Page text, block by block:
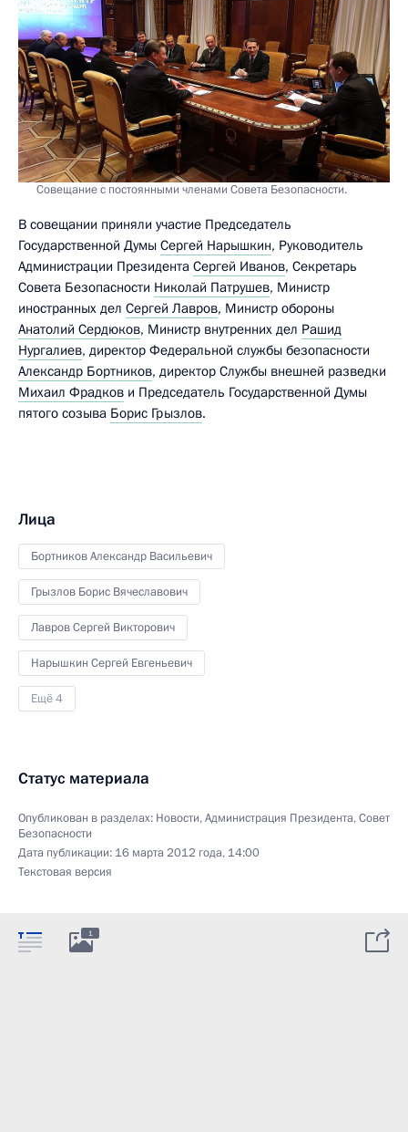
Совещание с постоянными членами Совета Безопасности.
В совещании приняли участие Председатель
Государственной Думы Сергей Нарышкин, Руководитель
Администрации Президента Сергей Иванов, Секретарь
Совета Безопасности Николай Патрушев, Министр
иностранных дел Сергей Лавров, Министр обороны
Анатолий Сердюков, Министр внутренних дел Рашид
Нургалиев, директор Федеральной службы безопасности
Александр Бортников, директор Службы внешней разведки
Михаил Фрадков и Председатель Государственной Думы
пятого созыва Борис Грызлов.
Лица
Бортников Александр Васильевич
Грызлов Борис Вячеславович
Лавров Сергей Викторович
Нарышкин Сергей Евгеньевич
Ещё 4
Статус материала
Опубликован в разделах: Новости,Администрация Президента,Совет
Безопасности
Дата публикации: 16 марта 2012 года, 14:00
Текстовая версия
1